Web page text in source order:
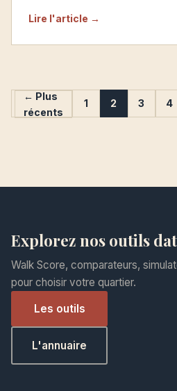
Lire l'article →
← Plus
récents
1 2 3 4
Explorez nos outils
Walk Score, comparateurs,
pour choisir votre quartier.
Les outils
L'annuaire